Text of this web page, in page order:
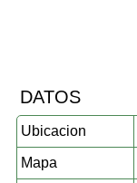
DATOS
Ubicacion
Mapa